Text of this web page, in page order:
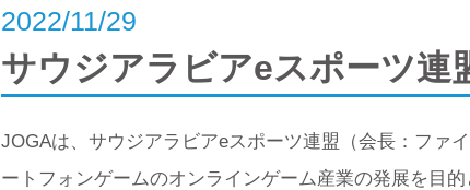
2022/11/29
サウジアラビアeスポーツ連
JOGAは、サウジアラビアeスポーツ連盟（会長：ファ
ートフォンゲームのオンラインゲーム産業の発展を目